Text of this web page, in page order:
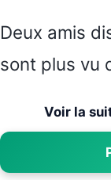
Deux amis
sont plus vu
Voir la